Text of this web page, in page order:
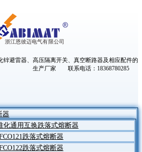
锌避雷器、高压隔离开关、真空断路器及相应配件的
生产厂家 联系电话：18368780285
器
化通用互换跌落式熔断器
跌落式熔断器
跌落式熔断器